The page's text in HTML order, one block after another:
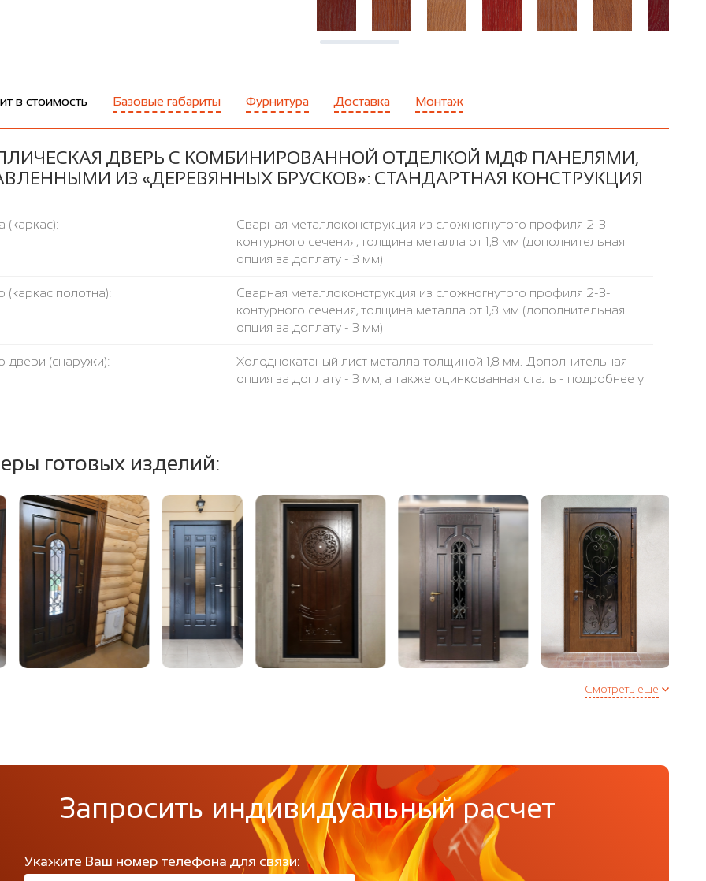
в стоимость Базовые габариты Фурнитура Доставка Монтаж
ДВЕРЬ С КОМБИНИРОВАННОЙ ОТДЕЛКОЙ МДФ ПАНЕЛЯМИ,
ИЗ «ДЕРЕВЯННЫХ БРУСКОВ»: СТАНДАРТНАЯ КОНСТРУКЦИЯ
(каркас):
Сварная металлоконструкция из сложногнутого профиля 2-3-
контурного сечения, толщина металла от 1,8 мм (дополнительная
опция за доплату - 3 мм)
(каркас полотна):
Сварная металлоконструкция из сложногнутого профиля 2-3-
контурного сечения, толщина металла от 1,8 мм (дополнительная
опция за доплату - 3 мм)
двери (снаружи):
Холоднокатаный лист металла толщиной 1,8 мм. Дополнительная
опция за доплату - 3 мм, а также оцинкованная сталь - подробнее у
вашего размера:
Любое. Цена двери указана за стандартный (2050x900 мм)
размер
изоляция: Пенополистирол, минплита
открывания: левое / правое, наружнее / внутреннее
180 градусов
2 контура уплотнителя (Е + D) по периметру двери или 3 контура в
т.ч. магнитный (дополнительная опция)
готовых изделий:
Смотреть ещё
Запросить индивидуальный расчет
Укажите Ваш номер телефона для связи: